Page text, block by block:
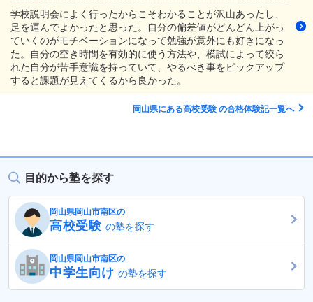
学校説明会によく行ったからこそわかることが沢山あったし、
足を運んでよかったと思った。自分の偏差値がどんどん上がっ
ていくのがモチベーションになって勉強が意外にも好きになっ
た。自分の空き時間を有効的に使う方法や、模試によって絞ら
れた自分が苦手意識を持っていて、やるべき事をピックアップ
すると課題が見えてくるから良かった。
岡山県にある高校受験 の合格体験記一覧へ
目的から塾を探す
岡山県岡山市南区の
高校受験 の塾を探す
岡山県岡山市南区の
中学生向けの塾を探す